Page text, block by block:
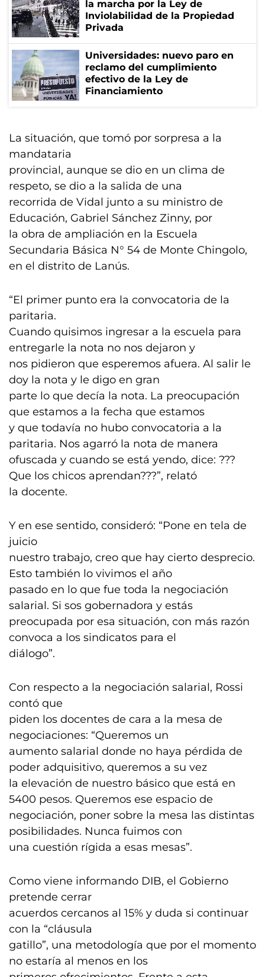
la marcha por la Ley de
Inviolabilidad de la Propiedad
Privada
Universidades: nuevo paro en
reclamo del cumplimiento
efectivo de la Ley de
Financiamiento
La situación, que tomó por sorpresa a la
mandataria
provincial, aunque se dio en un clima de
respeto, se dio a la salida de una
recorrida de Vidal junto a su ministro de
Educación, Gabriel Sánchez Zinny, por
la obra de ampliación en la Escuela
Secundaria Básica N° 54 de Monte Chingolo,
en el distrito de Lanús.
“El primer punto era la convocatoria de la
paritaria.
Cuando quisimos ingresar a la escuela para
entregarle la nota no nos dejaron y
nos pidieron que esperemos afuera. Al salir le
doy la nota y le digo en gran
parte lo que decía la nota. La preocupación
que estamos a la fecha que estamos
y que todavía no hubo convocatoria a la
paritaria. Nos agarró la nota de manera
ofuscada y cuando se está yendo, dice: ???
Que los chicos aprendan???”, relató
la docente.
Y en ese sentido, consideró: “Pone en tela de
juicio
nuestro trabajo, creo que hay cierto desprecio.
Esto también lo vivimos el año
pasado en lo que fue toda la negociación
salarial. Si sos gobernadora y estás
preocupada por esa situación, con más razón
convoca a los sindicatos para el
diálogo”.
Con respecto a la negociación salarial, Rossi
contó que
piden los docentes de cara a la mesa de
negociaciones: “Queremos un
aumento salarial donde no haya pérdida de
poder adquisitivo, queremos a su vez
la elevación de nuestro básico que está en
5400 pesos. Queremos ese espacio de
negociación, poner sobre la mesa las distintas
posibilidades. Nunca fuimos con
una cuestión rígida a esas mesas”.
Como viene informando DIB, el Gobierno
pretende cerrar
acuerdos cercanos al 15% y duda si continuar
con la “cláusula
gatillo”, una metodología que por el momento
no estaría al menos en los